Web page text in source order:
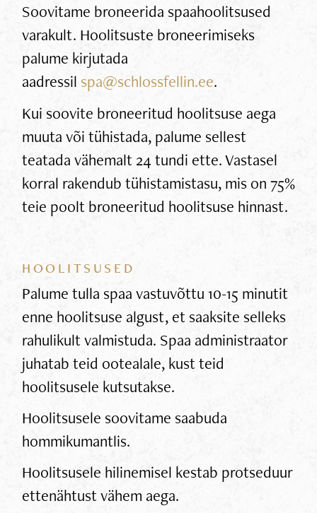
Soovitame broneerida spaahoolitsused
varakult. Hoolitsuste broneerimiseks
palume kirjutada
aadressil spa@schlossfellin.ee.
Kui soovite broneeritud hoolitsuse aega
muuta või tühistada, palume sellest
teatada vähemalt 24 tundi ette. Vastasel
korral rakendub tühistamistasu, mis on 75%
teie poolt broneeritud hoolitsuse hinnast.
HOOLITSUSED
Palume tulla spaa vastuvõttu 10-15 minutit
enne hoolitsuse algust, et saaksite selleks
rahulikult valmistuda. Spaa administraator
juhatab teid ootealale, kust teid
hoolitsusele kutsutakse.
Hoolitsusele soovitame saabuda
hommikumantlis.
Hoolitsusele hilinemisel kestab protseduur
ettenähtust vähem aega.